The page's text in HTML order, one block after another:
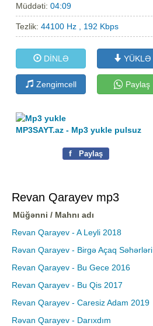
Müddəti:04:09
Tezlik:44100 Hz , 192 Kbps
DİNLƏ YÜKLƏ
Zengimcell Paylaş
MP3SAYT.az - Mp3 yukle pulsuz
f Paylaş
Revan Qarayev mp3
Müğənni / Mahnı adı
Revan Qarayev - A Leyli 2018
Rəvan Qarayev - Birgə Açaq Səhərləri
Revan Qarayev - Bu Gece 2016
Revan Qarayev - Bu Qis 2017
Revan Qarayev - Caresiz Adam 2019
Rəvan Qarayev - Darıxdım